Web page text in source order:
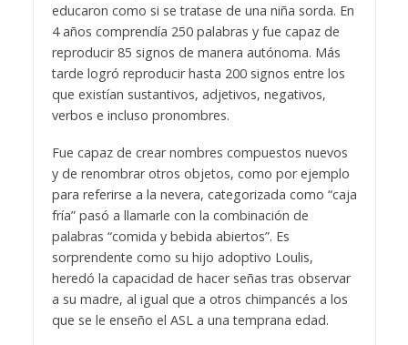
educaron como si se tratase de una niña sorda. En
4 años comprendía 250 palabras y fue capaz de
reproducir 85 signos de manera autónoma. Más
tarde logró reproducir hasta 200 signos entre los
que existían sustantivos, adjetivos, negativos,
verbos e incluso pronombres.
Fue capaz de crear nombres compuestos nuevos
y de renombrar otros objetos, como por ejemplo
para referirse a la nevera, categorizada como “caja
fría” pasó a llamarle con la combinación de
palabras “comida y bebida abiertos”. Es
sorprendente como su hijo adoptivo Loulis,
heredó la capacidad de hacer señas tras observar
a su madre, al igual que a otros chimpancés a los
que se le enseño el ASL a una temprana edad.